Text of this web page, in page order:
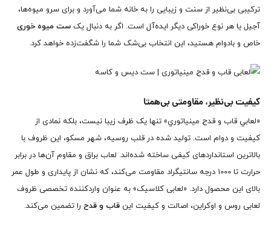
ترکیبی بی‌نظیر از سنت و زیبایی را به خانه شما می‌آورد و برای سرو میوه‌ها،
آجیل یا هر نوع خوراکی دیگر ایده‌آل است. اگر به دنبال یک ست میوه خوری
خاص و بادوام هستید، این انتخاب بی‌شک شما را شگفت‌زده خواهد کرد.
کیفیت بی‌نظیر، مقاومتی بی‌همتا
«لعابي قاب و قدح مينياتوري» تنها یک ظرف زیبا نیست، بلکه نمادی از
کیفیت و دوام است. تولید شده در قلب روسیه، شهر مسکو، این ظروف با
بالاترین استانداردهای کیفی ساخته شده‌اند. لعاب براق و مقاوم آن‌ها در برابر
حرارت تا 1000 درجه سانتیگراد مقاومت می‌کند، که نشان از پایداری و طول عمر
بالای این محصول دارد. «لعابی کلاسیک» به عنوان واردکننده تخصصی ظروف
لعابی روس و اوکراین، اصالت و کیفیت این قاب و قدح را تضمین می‌کند.